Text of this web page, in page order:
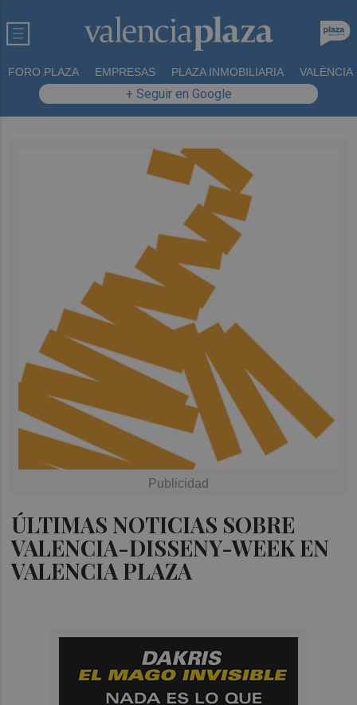
FORO PLAZA EMPRESAS PLAZA INMOBILIARIA VALÈNCIA
+ Seguir en Google
ÚLTIMAS NOTICIAS SOBRE
VALENCIA-DISSENY-WEEK EN
VALENCIA PLAZA